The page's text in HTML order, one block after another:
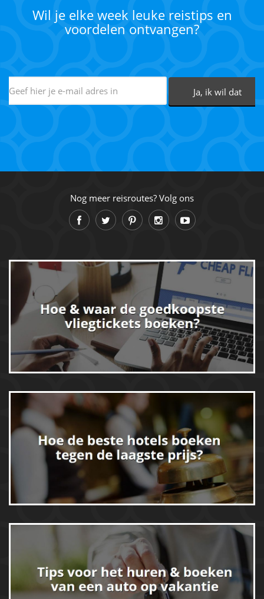
Wil je elke week leuke reistips en
voordelen ontvangen?
Nog meer reisroutes? Volg ons